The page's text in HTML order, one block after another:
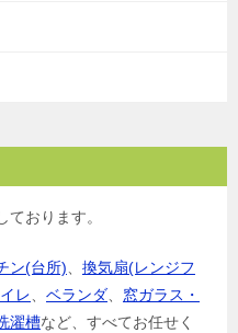
ております。
ン(台所)
換気扇(レンジフ
イレ ベランダ
窓ガラス・
濯槽など、すべてお任せく